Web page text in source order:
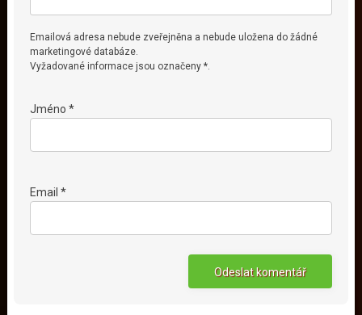
Emailová adresa nebude zveřejněna a nebude uložena do žádné
marketingové databáze.
Vyžadované informace jsou označeny *.
Jméno *
Email *